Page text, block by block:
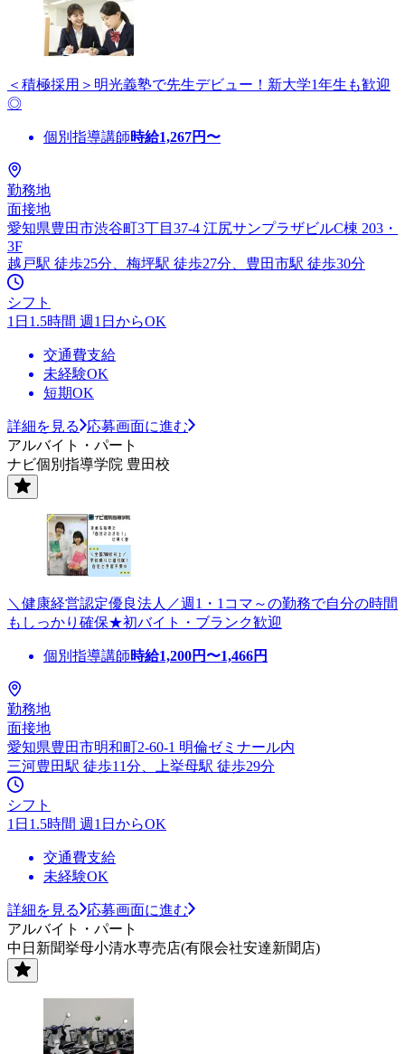
＜積極採用＞明光義塾で先生デビュー！新大学1年生も歓迎
◎
個別指導講師時給1,267円〜
勤務地
面接地
愛知県豊田市渋谷町3丁目37-4 江尻サンプラザビルC棟 203・
3F
越戸駅 徒歩25分、梅坪駅 徒歩27分、豊田市駅 徒歩30分
シフト
1日1.5時間 週1日からOK
交通費支給
未経験OK
短期OK
詳細を見る
応募画面に進む
アルバイト・パート
ナビ個別指導学院 豊田校
＼健康経営認定優良法人／週1・1コマ～の勤務で自分の時間
もしっかり確保★初バイト・ブランク歓迎
個別指導講師時給1,200円〜1,466円
勤務地
面接地
愛知県豊田市明和町2-60-1 明倫ゼミナール内
三河豊田駅 徒歩11分、上挙母駅 徒歩29分
シフト
1日1.5時間 週1日からOK
交通費支給
未経験OK
詳細を見る
応募画面に進む
アルバイト・パート
中日新聞挙母小清水専売店(有限会社安達新聞店)